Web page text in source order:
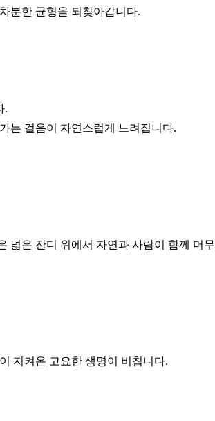
분한 균형을 되찾아갑니다.
.
는 걸음이 자연스럽게 느려집니다.
넓은 잔디 위에서 자연과 사람이 함께 머
지켜온 고요한 생명이 비칩니다.